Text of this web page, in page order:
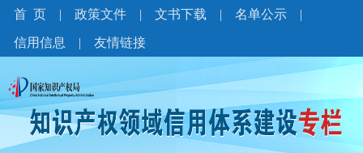
首 页 | 政策文件 | 文书下载 | 名单公示 |
信用信息 | 友情链接